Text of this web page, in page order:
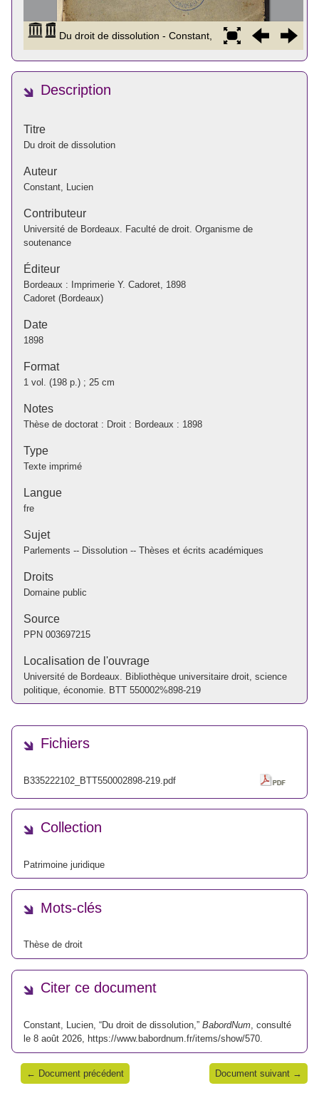
Description
Titre
Du droit de dissolution
Auteur
Constant, Lucien
Contributeur
Université de Bordeaux. Faculté de droit. Organisme de
soutenance
Éditeur
Bordeaux : Imprimerie Y. Cadoret, 1898
Cadoret (Bordeaux)
Date
1898
Format
1 vol. (198 p.) ; 25 cm
Notes
Thèse de doctorat : Droit : Bordeaux : 1898
Type
Texte imprimé
Langue
fre
Sujet
Parlements -- Dissolution -- Thèses et écrits académiques
Droits
Domaine public
Source
PPN 003697215
Localisation de l'ouvrage
Université de Bordeaux. Bibliothèque universitaire droit, science
politique, économie. BTT 550002%898-219
Fichiers
B335222102_BTT550002898-219.pdf
Collection
Patrimoine juridique
Mots-clés
Thèse de droit
Citer ce document
Constant, Lucien, “Du droit de dissolution,” BabordNum , consulté
le 8 août 2026,
https://www.babordnum.fr/items/show/570
← Document précédent Document suivant →